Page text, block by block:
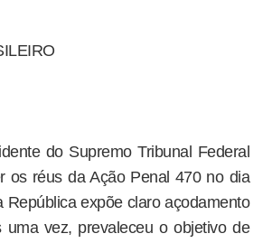
do Supremo Tribunal Federal
os réus da Ação Penal 470 no dia
República expõe claro açodamento
uma vez, prevaleceu o objetivo de